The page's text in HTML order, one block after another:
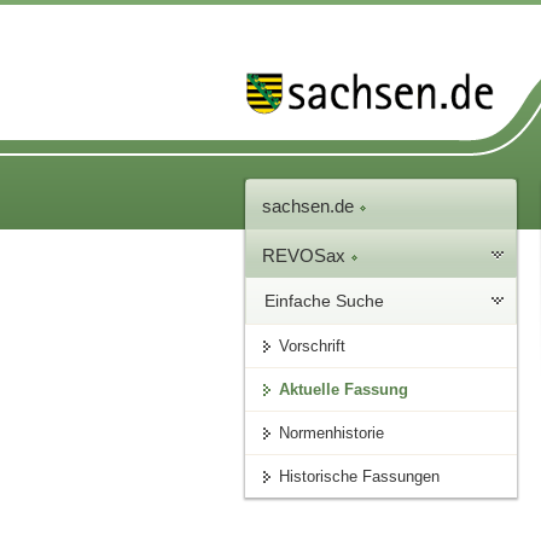
sachsen.de
REVOSax
Einfache Suche
Vorschrift
Aktuelle Fassung
Normenhistorie
Historische Fassungen